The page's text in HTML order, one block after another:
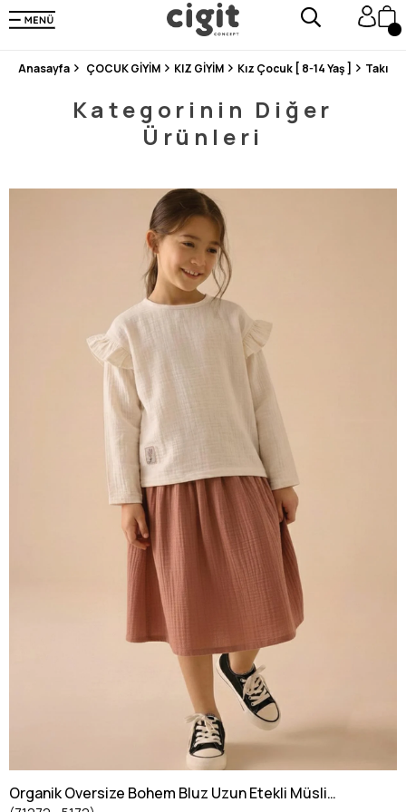
250.000'DEN FAZLA DEĞERLENDİRMEDE 5 ÜZERİNDEN 4.8 PUAN ALDI ⭐⭐⭐⭐⭐
3 MİLYONDAN FAZLA MUTLU MÜŞTERİ ❤️ 10 MİLYON ÜRÜN
Anasayfa ÇOCUK GİYİM KIZ GİYİM Kız Çocuk [ 8-14 Yaş ] Takım
Kategorinin Diğer
Ürünleri
Organik Oversize Bohem Bluz Uzun Etekli Müslin